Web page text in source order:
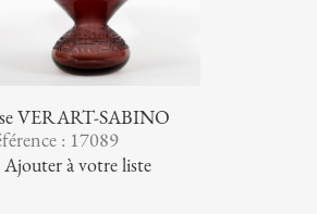
VERART-SABINO
: 17089
Ajouter à votre liste